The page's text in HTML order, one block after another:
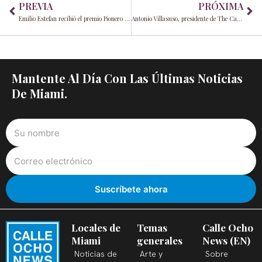
PREVIA
Emilio Estefan recibió el premio Pionero de Latinos in Sports™
PRÓXIMA
Antonio Villasuso, presidente de The Caring Place, comparte su visión de un futuro más compasivo
Mantente Al Día Con Las Últimas Noticias
De Miami.
Locales de
Miami
Noticias de
Temas
generales
Arte y
Calle Ocho
News (EN)
Sobre